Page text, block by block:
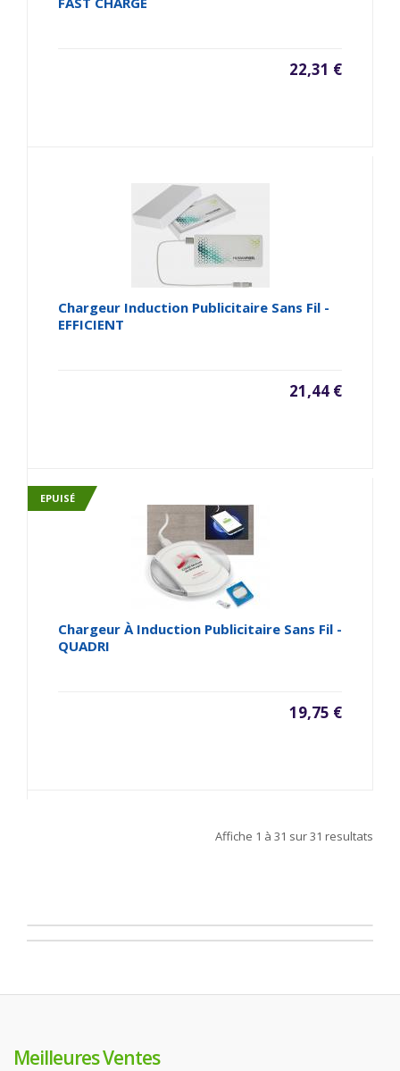
22,31 €
Chargeur Induction Publicitaire Sans Fil -
EFFICIENT
21,44 €
EPUISÉ
Chargeur À Induction Publicitaire Sans Fil -
QUADRI
19,75 €
Affiche 1 à 31 sur31 resultats
Meilleures Ventes